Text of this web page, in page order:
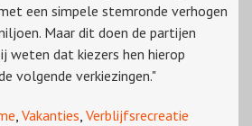
een simpele stemronde verhogen
Maar dit doen de partijen
weten dat kiezers hen hierop
volgende verkiezingen."
, Vakanties, Verblijfsrecreatie